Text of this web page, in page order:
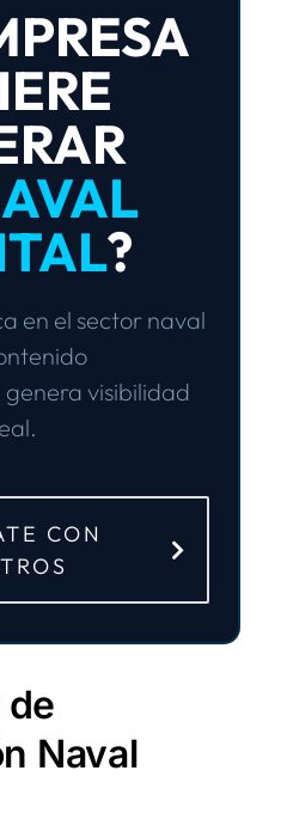
?
en el sector naval
visibilidad
.
CON
de
Naval